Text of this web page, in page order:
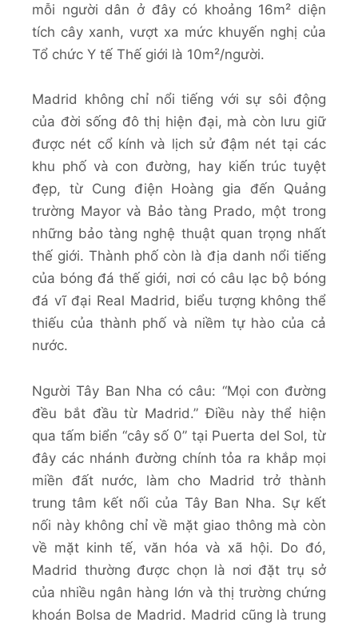
mỗi người dân ở đây có khoảng 16m² diện
tích cây xanh, vượt xa mức khuyến nghị của
Tổ chức Y tế Thế giới là 10m²/người.
Madrid không chỉ nổi tiếng với sự sôi động
của đời sống đô thị hiện đại, mà còn lưu giữ
được nét cổ kính và lịch sử đậm nét tại các
khu phố và con đường, hay kiến trúc tuyệt
đẹp, từ Cung điện Hoàng gia đến Quảng
trường Mayor và Bảo tàng Prado, một trong
những bảo tàng nghệ thuật quan trọng nhất
thế giới. Thành phố còn là địa danh nổi tiếng
của bóng đá thế giới, nơi có câu lạc bộ bóng
đá vĩ đại Real Madrid, biểu tượng không thể
thiếu của thành phố và niềm tự hào của cả
nước.
Người Tây Ban Nha có câu: “Mọi con đường
đều bắt đầu từ Madrid.” Điều này thể hiện
qua tấm biển “cây số 0” tại Puerta del Sol, từ
đây các nhánh đường chính tỏa ra khắp mọi
miền đất nước, làm cho Madrid trở thành
trung tâm kết nối của Tây Ban Nha. Sự kết
nối này không chỉ về mặt giao thông mà còn
về mặt kinh tế, văn hóa và xã hội. Do đó,
Madrid thường được chọn là nơi đặt trụ sở
của nhiều ngân hàng lớn và thị trường chứng
khoán Bolsa de Madrid. Madrid cũng là trung